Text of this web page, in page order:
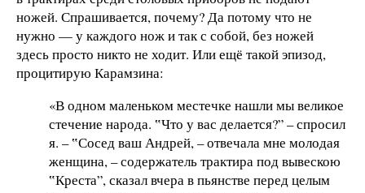
ножей. Спрашивается, почему? Да потому что не
нужно — у каждого нож и так с собой, без ножей
здесь просто никто не ходит. Или ещё такой эпизод,
процитирую Карамзина:
«В одном маленьком местечке нашли мы великое
стечение народа. ‟Что у вас делается?” – спросил
я. – ‟Сосед ваш Андрей, – отвечала мне молодая
женщина, – содержатель трактира под вывескою
‟Креста”, сказал вчера в пьянстве перед целым